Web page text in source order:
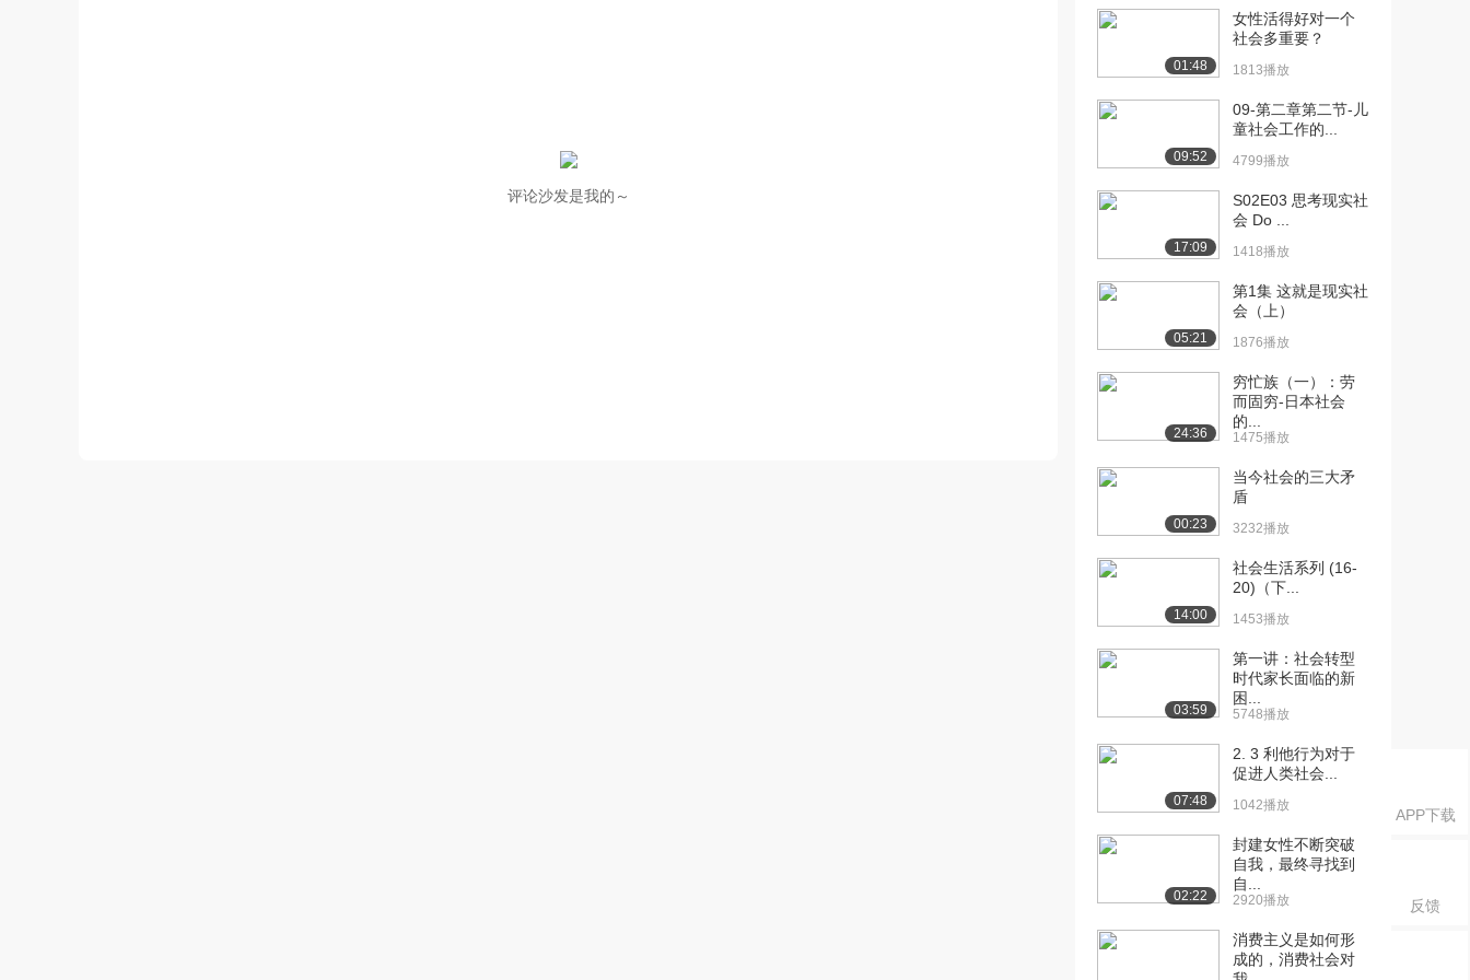
APP下载
反馈
评论沙发是我的～
[10] 5.1.5社会性别作为一
个分析范畴...
1703播放
[11] 6.1.6参考书目推荐
(P6)（上...
2433播放
[12] 6.1.6参考书目推荐
(P6)（下...
2419播放
12:20
[13] 7.2.1性别差异与性别
10:19
[14] 7.2.1性别差异与性别
10:24
[15] 8.2.2性别格式化与刻
06:34
[16] 8.2.2性别格式化与刻
06:34
[17] 10.2.4机会平等、结
果平等和情...
08:48
(P12)
（一）(P13...
（一）(P13...
01:48
女性活得好对一个
社会多重要？
1813播放
09:52
09-第二章第二节-儿
童社会工作的...
4799播放
17:09
S02E03 思考现实社
会 Do ...
1418播放
05:21
第1集 这就是现实社
会（上）
1876播放
24:36
穷忙族（一）：劳
而固穷-日本社会
的...
1475播放
00:23
当今社会的三大矛
盾
3232播放
14:00
社会生活系列 (16-
20)（下...
1453播放
03:59
第一讲：社会转型
时代家长面临的新
困...
5748播放
07:48
2. 3 利他行为对于
促进人类社会...
1042播放
02:22
封建女性不断突破
自我，最终寻找到
自...
2920播放
消费主义是如何形
成的，消费社会对